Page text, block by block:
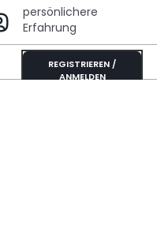
persönlichere
Erfahrung
REGISTRIEREN /
ANMELDEN